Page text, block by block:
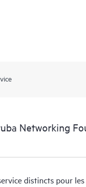
Networking
distincts pour